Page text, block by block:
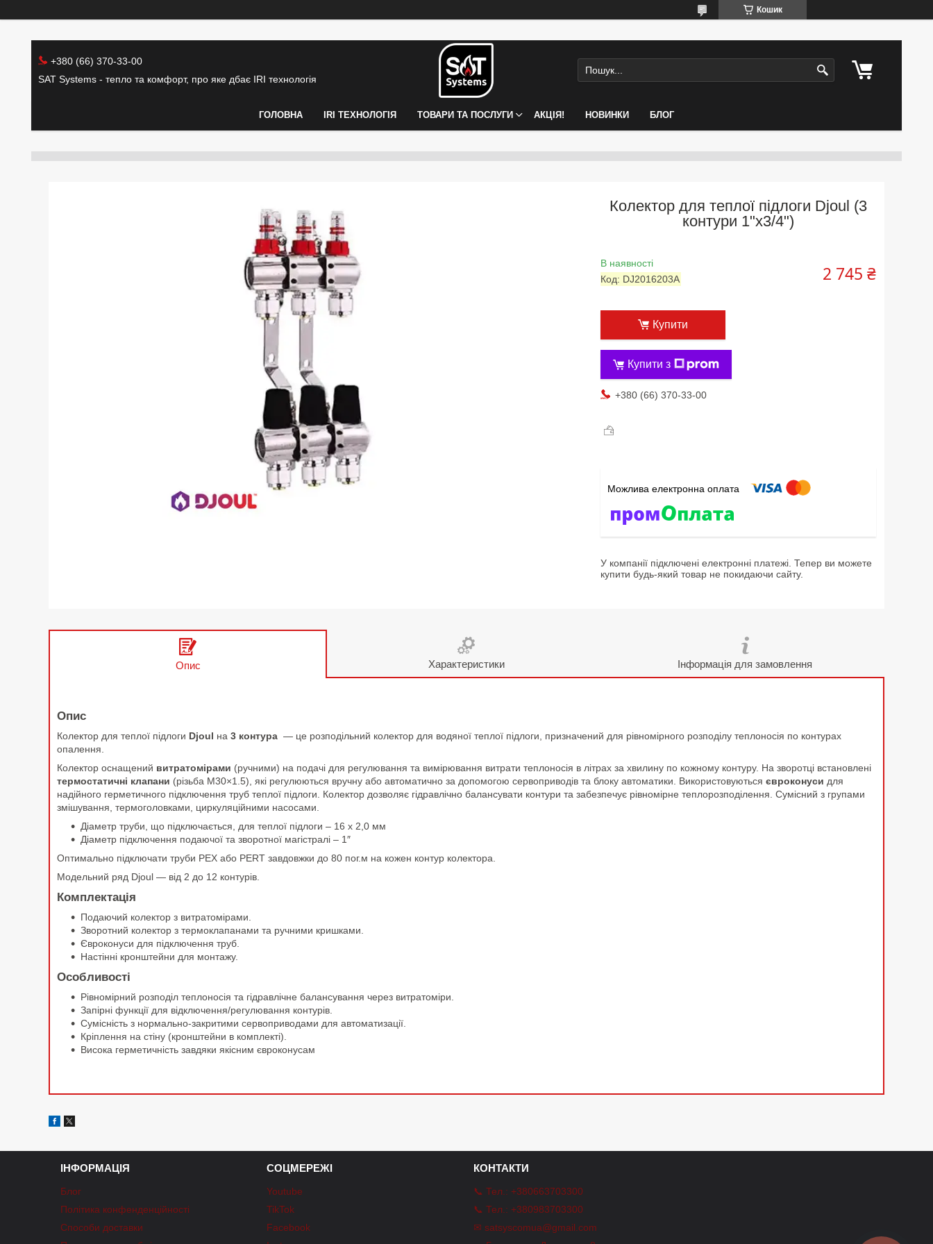
Кошик
+380 (66) 370-33-00
SAT Systems - тепло та комфорт, про яке дбає IRI технологія
ГОЛОВНА IRI ТЕХНОЛОГІЯ ТОВАРИ ТА ПОСЛУГИ АКЦІЯ! НОВИНКИ БЛОГ
Колектор для теплої підлоги Djoul (3
контури 1"x3/4")
В наявності
Код: DJ2016203A 2 745 ₴
Купити
Купити з
+380 (66) 370-33-00
У компанії підключені електронні платежі. Тепер ви можете
купити будь-який товар не покидаючи сайту.
Опис Характеристики Інформація для замовлення
Опис
Колектор для теплої підлоги Djoul на 3 контура — це розподільний колектор для водяної теплої підлоги, призначений для рівномірного розподілу теплоносія по контурах
опалення.
Колектор оснащений витратомірами (ручними) на подачі для регулювання та вимірювання витрати теплоносія в літрах за хвилину по кожному контуру. На зворотці встановлені
термостатичні клапани (різьба M30×1.5), які регулюються вручну або автоматично за допомогою сервоприводів та блоку автоматики. Використовуються євроконуси для
надійного герметичного підключення труб теплої підлоги. Колектор дозволяє гідравлічно балансувати контури та забезпечує рівномірне теплорозподілення. Сумісний з групами
змішування, термоголовками, циркуляційними насосами.
Діаметр труби, що підключається, для теплої підлоги – 16 х 2,0 мм
Діаметр підключення подаючої та зворотної магістралі – 1″
Оптимально підключати труби PEX або PERT завдовжки до 80 пог.м на кожен контур колектора.
Модельний ряд Djoul — від 2 до 12 контурів.
Комплектація
Подаючий колектор з витратомірами.
Зворотний колектор з термоклапанами та ручними кришками.
Євроконуси для підключення труб.
Настінні кронштейни для монтажу.
Особливості
Рівномірний розподіл теплоносія та гідравлічне балансування через витратоміри.
Запірні функції для відключення/регулювання контурів.
Сумісність з нормально-закритими сервоприводами для автоматизації.
Кріплення на стіну (кронштейни в комплекті).
Висока герметичність завдяки якісним євроконусам
ІНФОРМАЦІЯ
Блог
Політика конфенденційності
Способи доставки
СОЦМЕРЕЖІ
Youtube
TikTok
Facebook
КОНТАКТИ
📞 Тел.: +380663703300
📞 Тел.: +380983703300
✉ satsyscomua@gmail.com